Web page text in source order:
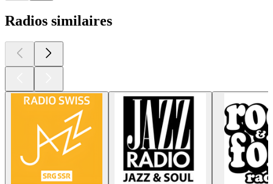
Radios similaires